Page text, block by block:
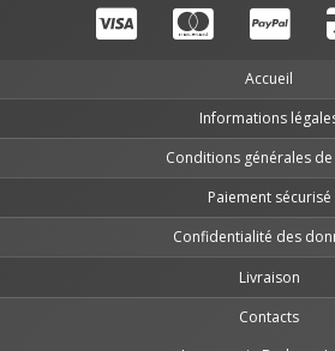
Accueil
Informations
Conditions générales de
Paiement sécurisé
Confidentialité des
Livraison
Contacts